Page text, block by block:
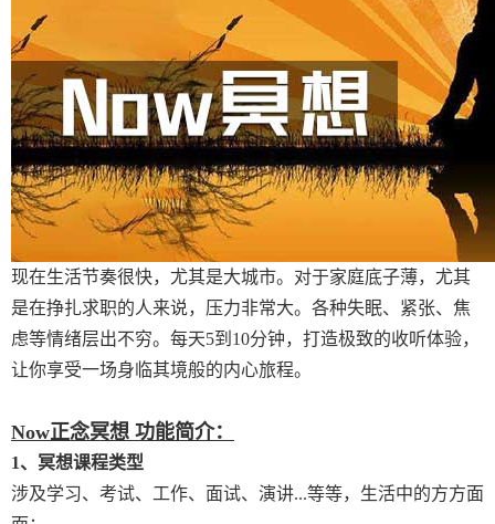
现在生活节奏很快，尤其是大城市。对于家庭底子薄，尤其
是在挣扎求职的人来说，压力非常大。各种失眠、紧张、焦
虑等情绪层出不穷。每天5到10分钟，打造极致的收听体验，
让你享受一场身临其境般的内心旅程。
Now正念冥想 功能简介：
1、冥想课程类型
涉及学习、考试、工作、面试、演讲...等等，生活中的方方面